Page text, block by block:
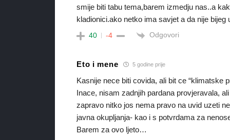
smije biti tabu tema,barem izmedju nas..a
kladionici.ako netko ima savjet a da nije bijeg
40 -4 Odgovori
Eto i mene 5 godine prije
Kasnije nece biti covida, ali bit ce “klimatske
Inace, nisam zadnjih pardana provjeravala,
zapravo nitko jos nema pravo na uvid uzeti
javna okupljanja- kao i s potvrdama za
Barem za ovo ljeto…